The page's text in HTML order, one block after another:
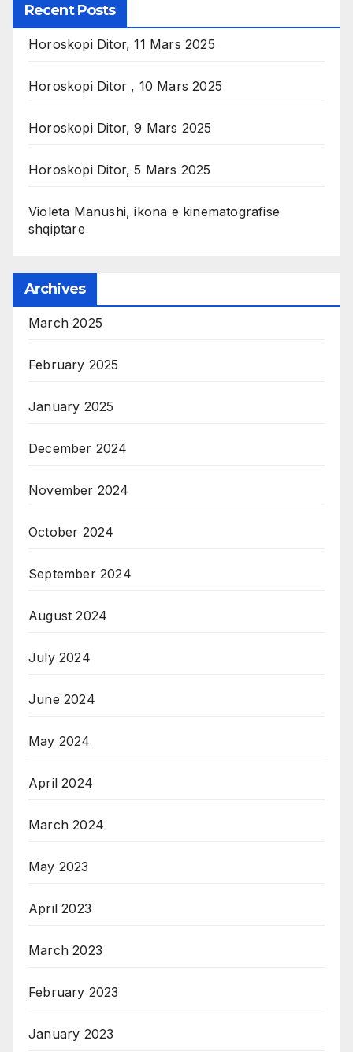
Recent Posts
Horoskopi Ditor, 11 Mars 2025
Horoskopi Ditor , 10 Mars 2025
Horoskopi Ditor, 9 Mars 2025
Horoskopi Ditor, 5 Mars 2025
Violeta Manushi, ikona e kinematografise
shqiptare
Archives
March 2025
February 2025
January 2025
December 2024
November 2024
October 2024
September 2024
August 2024
July 2024
June 2024
May 2024
April 2024
March 2024
May 2023
April 2023
March 2023
February 2023
January 2023